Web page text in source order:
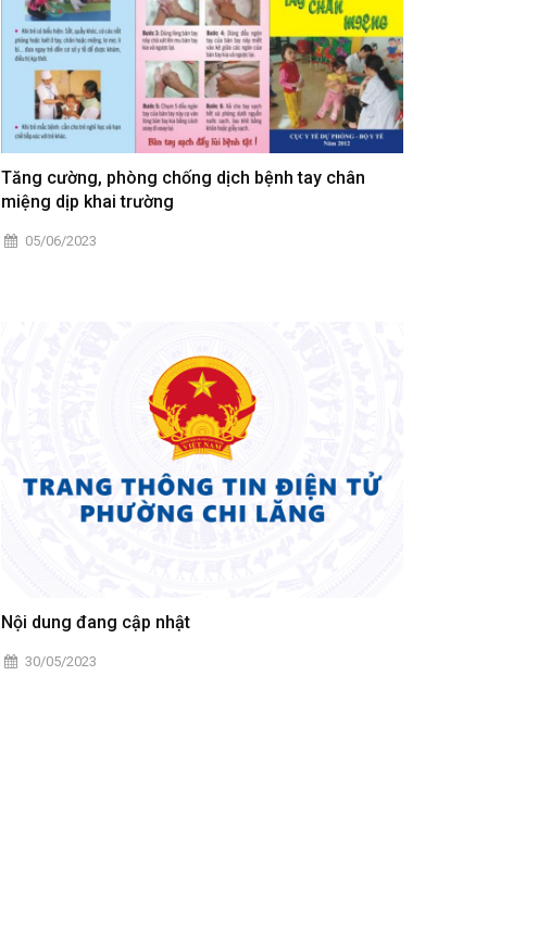
Tăng cường, phòng chống dịch bệnh tay chân
miệng dịp khai trường
05/06/2023
Nội dung đang cập nhật
30/05/2023